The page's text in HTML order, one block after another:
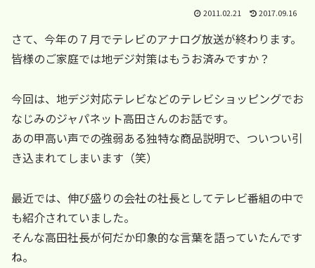
2011.02.21 2017.09.16
さて、今年の７月でテレビのアナログ放送が終わります。
皆様のご家庭では地デジ対策はもうお済みですか？
今回は、地デジ対応テレビなどのテレビショッピングでお
なじみのジャパネット高田さんのお話です。
あの甲高い声での強弱ある独特な商品説明で、ついつい引
き込まれてしまいます（笑）
最近では、伸び盛りの会社の社長としてテレビ番組の中で
も紹介されていました。
そんな高田社長が何だか印象的な言葉を語っていたんです
ね。